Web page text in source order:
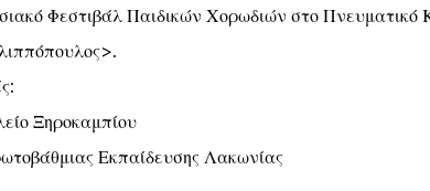
Φεστιβάλ Παιδικών Χορωδιών στο Πνευματικό
Ξηροκαμπίου
Εκπαίδευσης Λακωνίας